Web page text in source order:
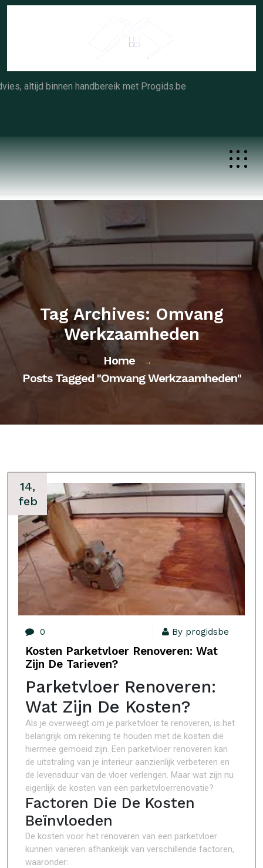
Skip
altijd binnen handbereik met Progids.be
Tag Archives: Omvang
Werkzaamheden
Home →
Posts Tagged "omvang Werkzaamheden"
14,
feb
0 By progidsbe
Kosten Parketvloer Renoveren: Wat
Zijn De Tarieven?
Parketvloer Renoveren:
Wat Zijn De Kosten?
Als je overweegt om je parketvloer te renoveren, is het
belangrijk om rekening te houden met de kosten die
hiermee gemoeid zijn. Een parketvloer renoveren kan
de uitstraling van je interieur aanzienlijk verbeteren en
de levensduur van de vloer verlengen. Maar wat zijn nu
eigenlijk de kosten van een parketvloerrenovatie?
Factoren Die De Kosten
Beïnvloeden
De kosten voor het renoveren van een parketvloer
kunnen variëren afhankelijk van verschillende factoren,
waaronder: